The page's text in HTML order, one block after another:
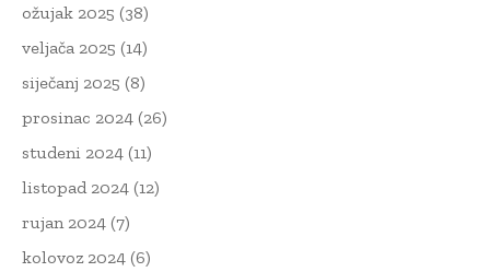
ožujak 2025 (38)
veljača 2025 (14)
siječanj 2025 (8)
prosinac 2024 (26)
studeni 2024 (11)
listopad 2024 (12)
rujan 2024 (7)
kolovoz 2024 (6)